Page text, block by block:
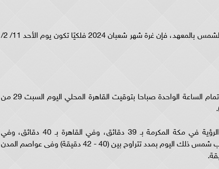
ووفقا للحسابات الفلكية التى قام بها معمل أبحاث الشمس بالمعهد، فإن غرة شهر شعبان 2024 فلكيًا تكون يوم الأحد 11/ 2/
ويولد هلال شعبان مباشرة بعد حدوث الاقتران في تمام الساعة الواحدة صباحا بتوقيت القاهرة المحلي اليوم السبت 29 من
ويبقى الهلال الجديد بعد غروب الشمس فى يوم الرؤية في مكة المكرمة بـ 39 دقائق، وفي القاهرة بـ 40 دقائق، وفي
محافظات جمهورية مصر العربية يبقى القمر بعد غروب شمس ذلك اليوم بمدد تتراوح بين (40 - 42 دقيقة) وفى عواصم المدن